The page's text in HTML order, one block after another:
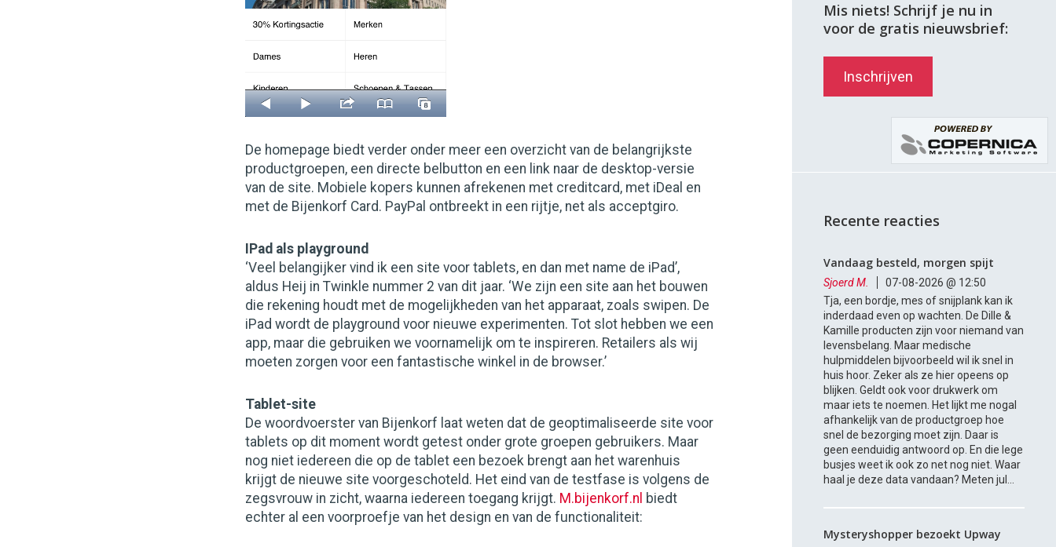
De homepage biedt verder onder meer een overzicht van de belangrijkste
productgroepen, een directe belbutton en een link naar de desktop-versie
van de site. Mobiele kopers kunnen afrekenen met creditcard, met iDeal en
met de Bijenkorf Card. PayPal ontbreekt in een rijtje, net als acceptgiro.
IPad als playground
‘Veel belangijker vind ik een site voor tablets, en dan met name de iPad’,
aldus Heij in Twinkle nummer 2 van dit jaar. ‘We zijn een site aan het bouwen
die rekening houdt met de mogelijkheden van het apparaat, zoals swipen. De
iPad wordt de playground voor nieuwe experimenten. Tot slot hebben we een
app, maar die gebruiken we voornamelijk om te inspireren. Retailers als wij
moeten zorgen voor een fantastische winkel in de browser.’
Tablet-site
De woordvoerster van Bijenkorf laat weten dat de geoptimaliseerde site voor
tablets op dit moment wordt getest onder grote groepen gebruikers. Maar
nog niet iedereen die op de tablet een bezoek brengt aan het warenhuis
krijgt de nieuwe site voorgeschoteld. Het eind van de testfase is volgens de
zegsvrouw in zicht, waarna iedereen toegang krijgt. M.bijenkorf.nl biedt
echter al een voorproefje van het design en van de functionaliteit:
Mis niets! Schrijf je nu in
voor de gratis nieuwsbrief:
Inschrijven
Recente reacties
Vandaag besteld, morgen spijt
Sjoerd M.
07-08-2026 @ 12:50
Tja, een bordje, mes of snijplank kan ik
inderdaad even op wachten. De Dille &
Kamille producten zijn voor niemand van
levensbelang. Maar medische
hulpmiddelen bijvoorbeeld wil ik snel in
huis hoor. Zeker als ze hier opeens op
blijken. Geldt ook voor drukwerk om
maar iets te noemen. Het lijkt me nogal
afhankelijk van de productgroep hoe
snel de bezorging moet zijn. Daar is
geen eenduidig antwoord op. En die lege
busjes weet ik ook zo net nog niet. Waar
haal je deze data vandaan? Meten jul...
Mysteryshopper bezoekt Upway